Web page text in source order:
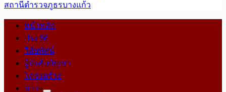
สถานีตำรวจภูธรบางแก้ว
หน้าหลัก
ประวัติ
วิสัยทัศน์
ผู้บังคับบัญชา
โครงสร้าง
ข่าว